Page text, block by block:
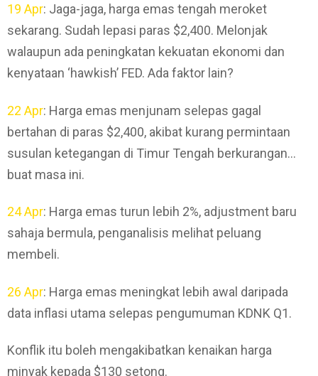
19 Apr: Jaga-jaga, harga emas tengah meroket
sekarang. Sudah lepasi paras $2,400. Melonjak
walaupun ada peningkatan kekuatan ekonomi dan
kenyataan ‘hawkish’ FED. Ada faktor lain?
22 Apr: Harga emas menjunam selepas gagal
bertahan di paras $2,400, akibat kurang permintaan
susulan ketegangan di Timur Tengah berkurangan…
buat masa ini.
24 Apr: Harga emas turun lebih 2%, adjustment baru
sahaja bermula, penganalisis melihat peluang
membeli.
26 Apr: Harga emas meningkat lebih awal daripada
data inflasi utama selepas pengumuman KDNK Q1.
Konflik itu boleh mengakibatkan kenaikan harga
minyak kepada $130 setong.